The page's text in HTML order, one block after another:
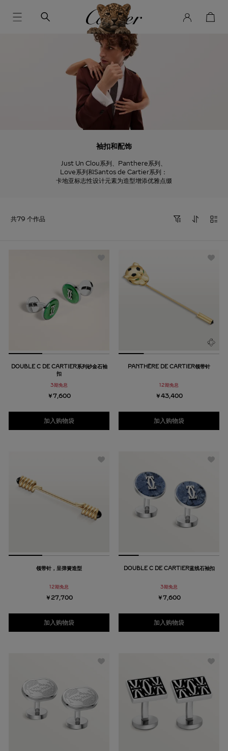
袖扣和配饰
Just Un Clou系列、Panthere系列、
Love系列和Santos de Cartier系列：
卡地亚标志性设计元素为造型增添优雅点缀
共79 个作品
DOUBLE C DE CARTIER系列砂金石袖
扣
3期免息
￥7,600
加入购物袋
PANTHÈRE DE CARTIER领带针
12期免息
￥43,400
加入购物袋
领带针，呈弹簧造型
12期免息
￥27,700
加入购物袋
DOUBLE C DE CARTIER蓝线石袖扣
3期免息
￥7,600
加入购物袋